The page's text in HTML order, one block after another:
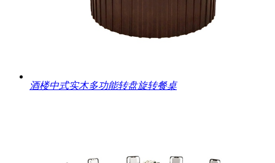
酒楼中式实木多功能转盘旋转餐桌